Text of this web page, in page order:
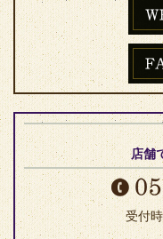
店舗
受付